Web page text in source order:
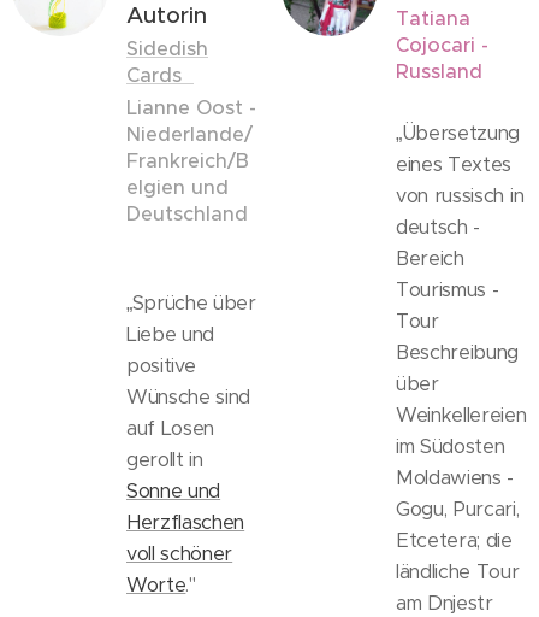
Autorin
Sidedish
Cards
Lianne Oost -
Niederlande/
Frankreich/B
elgien und
Deutschland
„Sprüche über
Liebe und
positive
Wünsche sind
auf Losen
gerollt in
Sonne und
Herzflaschen
voll schöner
Worte."
Tatiana
Cojocari -
Russland
„Übersetzung
eines Textes
von russisch in
deutsch -
Bereich
Tourismus -
Tour
Beschreibung
über
Weinkellereien
im Südosten
Moldawiens -
Gogu, Purcari,
Etcetera; die
ländliche Tour
am Dnjestr